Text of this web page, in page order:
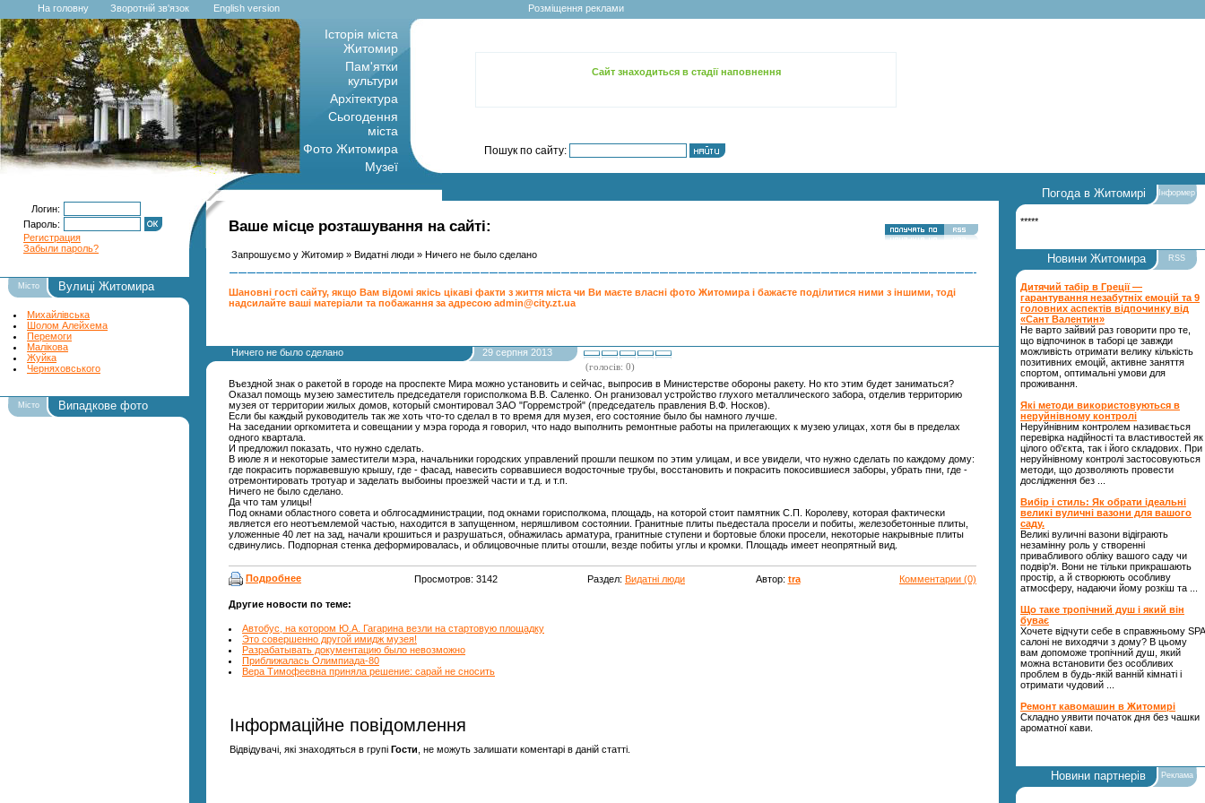
На головну Зворотній зв'язок English version Розміщення реклами
Історія міста
Житомир
Пам'ятки
культури
Архітектура
Сьогодення
міста
Фото Житомира
Музеї
Сайт знаходиться в стадії наповнення
Пошук по сайту:
Інформер
Погода в Житомирі
*****
RSS
Новини Житомира
Дитячий табір в Греції —
гарантування незабутніх емоцій та 9
головних аспектів відпочинку від
«Сант Валентин»
Не варто зайвий раз говорити про те,
що відпочинок в таборі це завжди
можливість отримати велику кількість
позитивних емоцій, активне заняття
спортом, оптимальні умови для
проживання.
Які методи використовуються в
неруйнівному контролі
Неруйнівним контролем називається
перевірка надійності та властивостей як
цілого об'єкта, так і його складових. При
неруйнівному контролі застосовуються
методи, що дозволяють провести
дослідження без ...
Вибір і стиль: Як обрати ідеальні
великі вуличні вазони для вашого
саду.
Великі вуличні вазони відіграють
незамінну роль у створенні
привабливого обліку вашого саду чи
подвір'я. Вони не тільки прикрашають
простір, а й створюють особливу
атмосферу, надаючи йому розкіш та ...
Що таке тропічний душ і який він
буває
Хочете відчути себе в справжньому SPA
салоні не виходячи з дому? В цьому
вам допоможе тропічний душ, який
можна встановити без особливих
проблем в будь-якій ванній кімнаті і
отримати чудовий ...
Ремонт кавомашин в Житомирі
Складно уявити початок дня без чашки
ароматної кави.
Реклама
Новини партнерів
Логин:
Пароль:
Регистрация
Забыли пароль?
Місто Вулиці Житомира
Михайлівська
Шолом Алейхема
Перемоги
Малікова
Жуйка
Черняховського
Місто Випадкове фото
Ваше місце розташування на сайті:
Запрошуємо у Житомир » Видатні люди » Ничего не было сделано
Шановні гості сайту, якщо Вам відомі якісь цікаві факти з життя міста чи Ви маєте власні фото Житомира і бажаєте поділитися ними з іншими, тоді
надсилайте ваші матеріали та побажання за адресою admin@city.zt.ua
Ничего не было сделано
29 серпня 2013
(голосів: 0)
Въездной знак о ракетой в городе на проспекте Мира можно устано­вить и сейчас, выпросив в Министерстве обороны ракету. Но кто этим бу­дет заниматься?
Оказал помощь музею заместитель председателя горисполкома В.В. Саленко. Он рганизовал устройство глухого металлического забора, отде­лив территорию
музея от территории жилых домов, который смонтировал ЗАО "Горремстрой" (председатель правления В.Ф. Носков).
Если бы каждый руководитель так же хоть что-то сделал в то время для музея, его состояние было бы намного лучше.
На заседании оргкомитета и совещании у мэра города я говорил, что надо выполнить ремонтные работы на прилегающих к музею улицах, хотя бы в пределах
одного квартала.
И предложил показать, что нужно сделать.
В июле я и некоторые заместители мэра, начальники городских уп­равлений прошли пешком по этим улицам, и все увидели, что нужно сде­лать по каждому дому:
где покрасить поржавевшую крышу, где - фасад, навесить сорвавшиеся водосточные трубы, восстановить и покрасить поко­сившиеся заборы, убрать пни, где -
отремонтировать тротуар и заделать выбоины проезжей части и т.д. и т.п.
Ничего не было сделано.
Да что там улицы!
Под окнами областного совета и облгосадминистрации, под окнами горисполкома, площадь, на которой стоит памятник С.П. Королеву, кото­рая фактически
является его неотъемлемой частью, находится в запущен­ном, неряшливом состоянии. Гранитные плиты пьедестала просели и поби­ты, железобетонные плиты,
уложенные 40 лет на зад, начали крошиться и разрушаться, обнажилась арматура, гранитные ступени и бортовые блоки просели, некоторые накрывные плиты
сдвинулись. Подпорная стенка де­формировалась, и облицовочные плиты отошли, везде побиты углы и кром­ки. Площадь имеет неопрятный вид.
Подробнее Просмотров: 3142 Раздел: Видатні люди Автор: tra Комментарии (0)
Другие новости по теме:
Автобус, на котором Ю.А. Гагарина везли на стартовую площадку
Это совершенно другой имидж музея!
Разрабатывать документацию было невозможно
Приближалась Олимпиада-80
Вера Тимофеевна приняла решение: сарай не сносить
Інформаційне повідомлення
Відвідувачі, які знаходяться в групі Гости , не можуть залишати коментарі в даній статті.